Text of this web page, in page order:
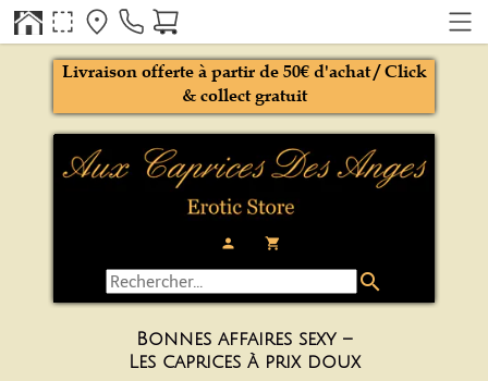
person local_grocery_store
Livraison offerte à partir de 50€ d'achat / Click
& collect gratuit
search
Bonnes affaires sexy –
Les caprices à prix doux